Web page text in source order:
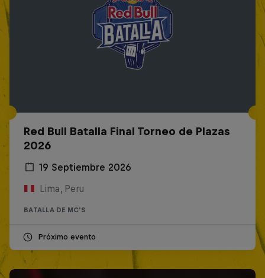
Red Bull Batalla Final Torneo de Plazas
2026
19 Septiembre 2026
Lima, Peru
BATALLA DE MC'S
Próximo evento